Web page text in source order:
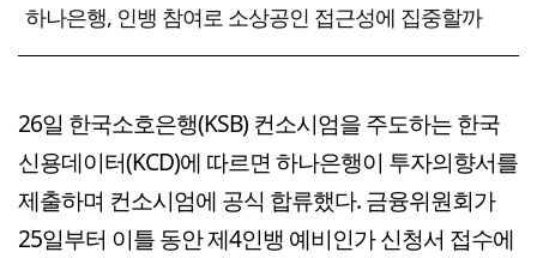
하나은행, 인뱅 참여로 소상공인 접근성에 집중할까
26일 한국소호은행(KSB) 컨소시엄을 주도하는 한국
신용데이터(KCD)에 따르면 하나은행이 투자의향서를
제출하며 컨소시엄에 공식 합류했다. 금융위원회가
25일부터 이틀 동안 제4인뱅 예비인가 신청서 접수에